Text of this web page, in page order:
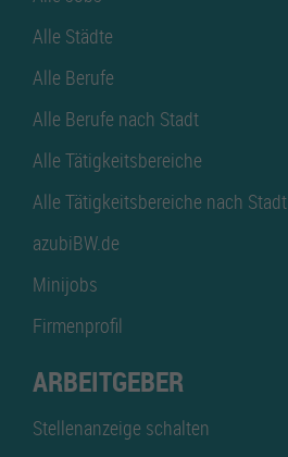
Alle Städte
Alle Berufe
Alle Berufe nach Stadt
Alle Tätigkeitsbereiche
Alle Tätigkeitsbereiche nach Stadt
azubiBW.de
Minijobs
Firmenprofil
ARBEITGEBER
Stellenanzeige schalten